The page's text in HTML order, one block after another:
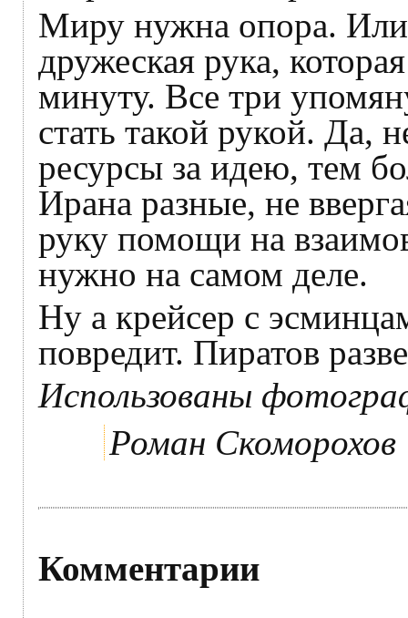
Миру нужна опора.
дружеская рука,
минуту. Все три
стать такой рукой. Да,
ресурсы за идею, тем
Ирана разные, не
руку помощи на
нужно на самом деле.
Ну а крейсер с
повредит. Пиратов
Использованы
Роман Скоморохов
Комментарии